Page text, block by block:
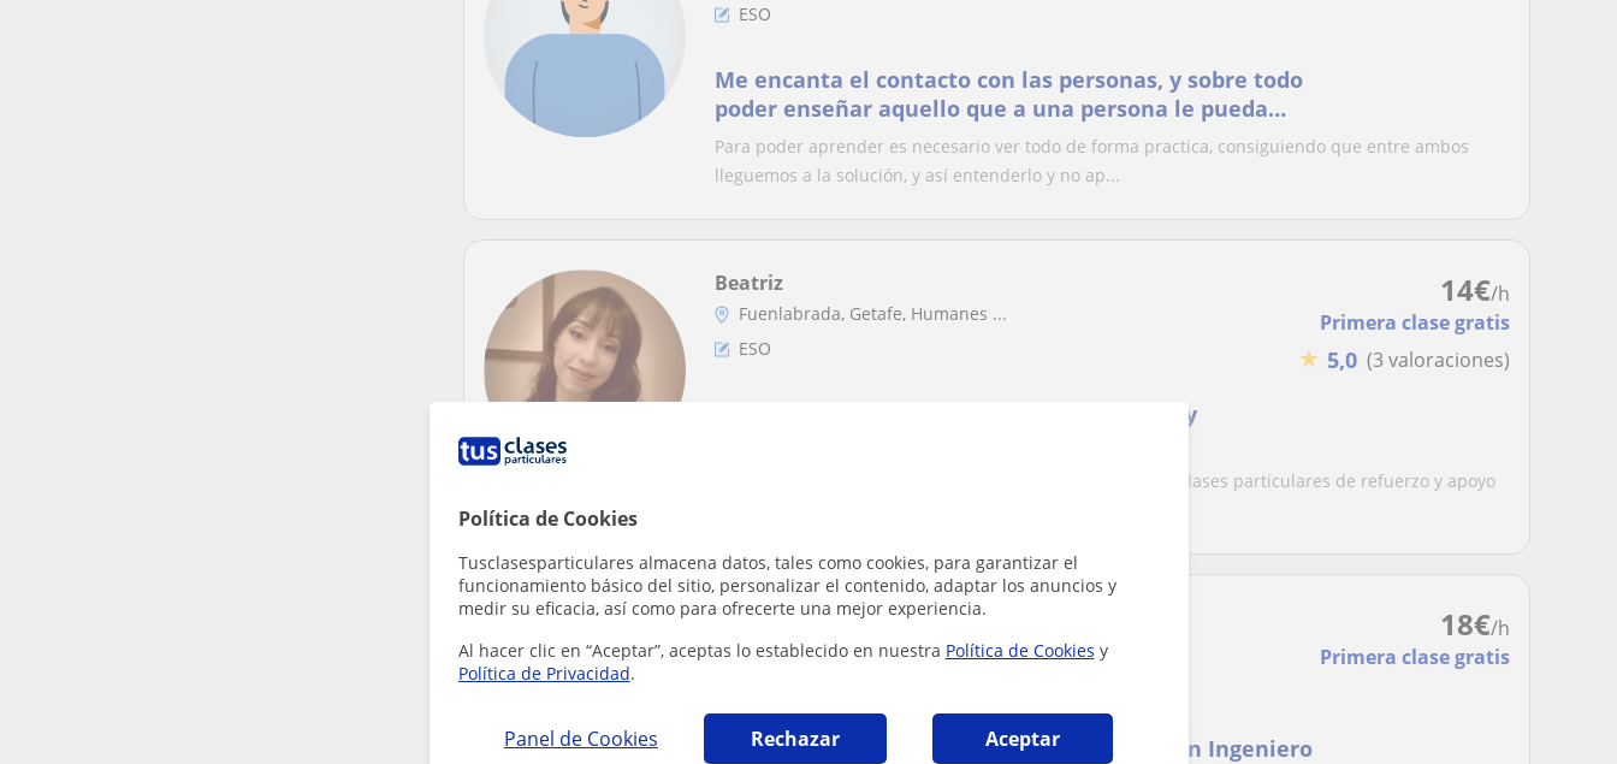
Política de Cookies
Tusclasesparticulares almacena datos, tales como cookies, para garantizar el
funcionamiento básico del sitio, personalizar el contenido, adaptar los anuncios y
medir su eficacia, así como para ofrecerte una mejor experiencia.
Al hacer clic en “Aceptar”, aceptas lo establecido en nuestra Política de Cookies y
Política de Privacidad.
Panel de Cookies Rechazar Aceptar
ESO
Me encanta el contacto con las personas, y sobre todo
poder enseñar aquello que a una persona le pueda
costar más entender.
Para poder aprender es necesario ver todo de forma practica, consiguiendo que entre ambos
lleguemos a la solución, y así entenderlo y no ap...
14€/h
Primera clase gratis
★ 5,0 (3 valoraciones)
Beatriz
Fuenlabrada, Getafe, Humanes ...
ESO
Profesora particular. Experiencia, vocación y
Me llamo Beatriz, tengo 30 años y estudio Psicología. Doy clases particulares de refuerzo y apoyo
18€/h
Primera clase gratis
Mario
Madrid (Ciudad), Alcorcón, Ge...
Clases particulares de cualquier materia con Ingeniero